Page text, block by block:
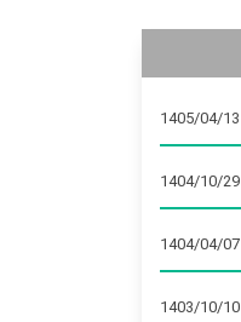
1405/04/13
1404/10/29
1404/04/07
1403/10/10